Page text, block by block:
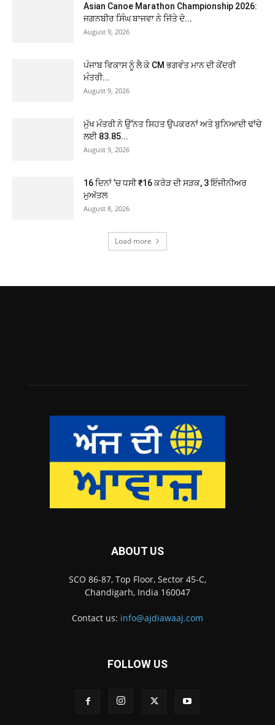
Asian Canoe Marathon Championship 2026:
ਜਗਨਬੀਰ ਸਿੰਘ ਬਾਜਵਾ ਨੇ ਜਿੱਤੇ ਦੋ...
August 9, 2026
ਪੰਜਾਬ ਵਿਕਾਸ ਨੂੰ ਲੈ ਕੇ CM ਭਗਵੰਤ ਮਾਨ ਦੀ ਕੇਂਦਰੀ
ਮੰਤਰੀ...
August 9, 2026
ਮੁੱਖ ਮੰਤਰੀ ਨੇ ਉੱਨਤ ਸਿਹਤ ਉਪਕਰਨਾਂ ਅਤੇ ਬੁਨਿਆਦੀ ਢਾਂਚੇ
ਲਈ 83.85...
August 9, 2026
16 ਦਿਨਾਂ ’ਚ ਧਸੀ ₹16 ਕਰੋੜ ਦੀ ਸੜਕ, 3 ਇੰਜੀਨੀਅਰ
ਮੁਅੱਤਲ
August 8, 2026
Load more
ABOUT US
SCO 86-87, Top Floor, Sector 45-C,
Chandigarh, India 160047
Contact us: info@ajdiawaaj.com
FOLLOW US